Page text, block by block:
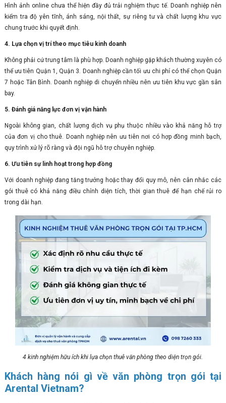
Hình ảnh online chưa thể hiện đầy đủ trải nghiệm thực tế. Doanh nghiệp nên
kiểm tra độ yên tĩnh, ánh sáng, nội thất, sự riêng tư và chất lượng khu vực
chung trước khi quyết định.
4. Lựa chọn vị trí theo mục tiêu kinh doanh
Không phải cứ trung tâm là phù hợp. Doanh nghiệp gặp khách thường xuyên có
thể ưu tiên Quận 1, Quận 3. Doanh nghiệp cần tối ưu chi phí có thể chọn Quận
7 hoặc Tân Bình. Doanh nghiệp di chuyển nhiều nên ưu tiên khu vực gần sân
bay.
5. Đánh giá năng lực đơn vị vận hành
Ngoài không gian, chất lượng dịch vụ phụ thuộc nhiều vào khả năng hỗ trợ
của đơn vị cho thuê. Doanh nghiệp nên ưu tiên nơi có hợp đồng minh bạch,
quy trình xử lý rõ ràng và đội ngũ hỗ trợ chuyên nghiệp.
6. Ưu tiên sự linh hoạt trong hợp đồng
Với doanh nghiệp đang tăng trưởng hoặc thay đổi quy mô, nên cân nhắc các
gói thuê có khả năng điều chỉnh diện tích, thời gian thuê để hạn chế rủi ro
trong dài hạn.
4 kinh nghiệm hữu ích khi lựa chọn thuê văn phòng theo diện trọn gói.
Khách hàng nói gì về văn phòng trọn gói tại
Arental Vietnam?